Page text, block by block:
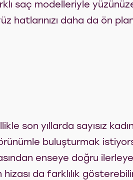
saç modelleriyle
hatlarınızı daha da ön
son yıllarda sayısız
buluşturmak
enseye doğru
da farklılık